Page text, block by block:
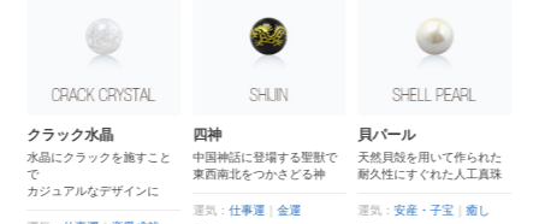
四神
中国神話に登場する聖獣で
東西南北をつかさどる神
貝パール
天然貝殻を用いて作られた
耐久性にすぐれた人工真珠
運気： 安産・子宝｜癒し
ラリマー
世界三大ヒーリングストー
ン
リブ海の宝石」